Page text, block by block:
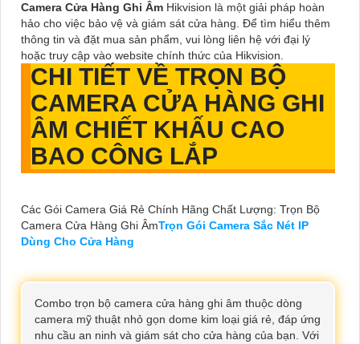
Camera Cửa Hàng Ghi Âm Hikvision là một giải pháp hoàn
hảo cho việc bảo vệ và giám sát cửa hàng. Để tìm hiểu thêm
thông tin và đặt mua sản phẩm, vui lòng liên hệ với đại lý
hoặc truy cập vào website chính thức của Hikvision.
CHI TIẾT VỀ TRỌN BỘ
CAMERA CỬA HÀNG GHI
ÂM CHIẾT KHẤU CAO
BAO CÔNG LẮP
Các Gói Camera Giá Rẻ Chính Hãng Chất Lượng: Trọn Bộ
Camera Cửa Hàng Ghi ÂmTrọn Gói Camera Sắc Nét IP
Dùng Cho Cửa Hàng
Combo trọn bộ camera cửa hàng ghi âm thuộc dòng
camera mỹ thuật nhỏ gọn dome kim loại giá rẻ, đáp ứng
nhu cầu an ninh và giám sát cho cửa hàng của bạn. Với